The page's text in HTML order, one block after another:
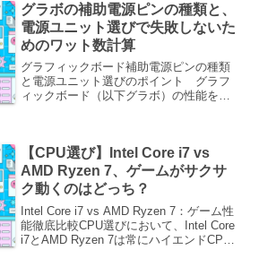
は「あの時、もう少し...
グラボの補助電源ピンの種類と、
電源ユニット選びで失敗しないた
めのワット数計算
グラフィックボード補助電源ピンの種類
と電源ユニット選びのポイント グラフ
ィックボード（以下グラボ）の性能を最
が必要となり、そのピンの種...
【CPU選び】Intel Core i7 vs
AMD Ryzen 7、ゲームがサクサ
ク動くのはどっち？
Intel Core i7 vs AMD Ryzen 7：ゲーム性
能徹底比較CPU選びにおいて、Intel Core
i7とAMD Ryzen 7は常にハイエンドCPU